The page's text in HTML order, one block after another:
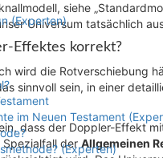
(Experten)
im Neuen Testament
(Experten)
siehe
Universum tatsächlich
Effektes korrekt?
wird die Rotverschiebung
sinnvoll sein, in einer
dass der Doppler-Effekt
Spezialfall der Allgemeinen